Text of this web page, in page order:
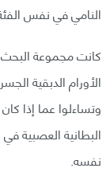
النامي في نفس
كانت مجموعة
نفسه.